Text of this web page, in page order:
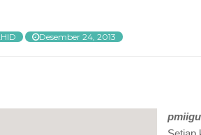
Desember 24, 2013